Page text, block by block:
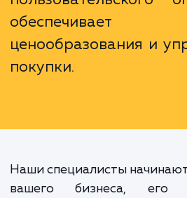
Калькулятор на
инструмент для
обеспечивает
ценообразования и